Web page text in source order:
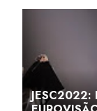
JESC2022: